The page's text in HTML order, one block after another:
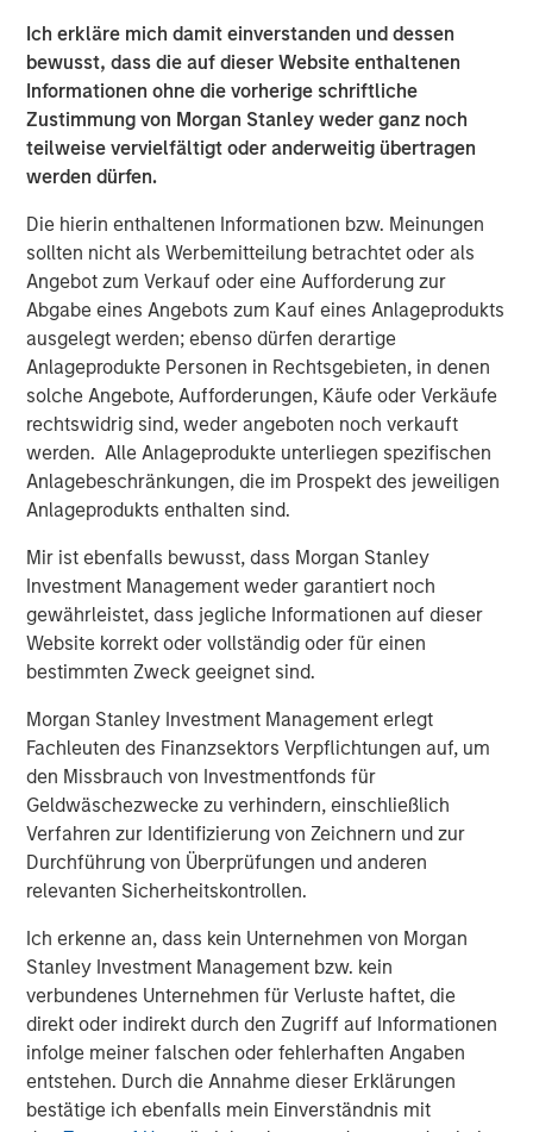
Ich erkläre mich damit einverstanden und dessen
bewusst, dass die auf dieser Website enthaltenen
Informationen ohne die vorherige schriftliche
Zustimmung von Morgan Stanley weder ganz noch
teilweise vervielfältigt oder anderweitig übertragen
werden dürfen.
Die hierin enthaltenen Informationen bzw. Meinungen
sollten nicht als Werbemitteilung betrachtet oder als
Angebot zum Verkauf oder eine Aufforderung zur
Abgabe eines Angebots zum Kauf eines Anlageprodukts
ausgelegt werden; ebenso dürfen derartige
Anlageprodukte Personen in Rechtsgebieten, in denen
solche Angebote, Aufforderungen, Käufe oder Verkäufe
rechtswidrig sind, weder angeboten noch verkauft
werden. Alle Anlageprodukte unterliegen spezifischen
Anlagebeschränkungen, die im Prospekt des jeweiligen
Anlageprodukts enthalten sind.
Mir ist ebenfalls bewusst, dass Morgan Stanley
Investment Management weder garantiert noch
gewährleistet, dass jegliche Informationen auf dieser
Website korrekt oder vollständig oder für einen
bestimmten Zweck geeignet sind.
Morgan Stanley Investment Management erlegt
Fachleuten des Finanzsektors Verpflichtungen auf, um
den Missbrauch von Investmentfonds für
Geldwäschezwecke zu verhindern, einschließlich
Verfahren zur Identifizierung von Zeichnern und zur
Durchführung von Überprüfungen und anderen
relevanten Sicherheitskontrollen.
Ich erkenne an, dass kein Unternehmen von Morgan
Stanley Investment Management bzw. kein
verbundenes Unternehmen für Verluste haftet, die
direkt oder indirekt durch den Zugriff auf Informationen
infolge meiner falschen oder fehlerhaften Angaben
entstehen. Durch die Annahme dieser Erklärungen
bestätige ich ebenfalls mein Einverständnis mit
growing markets of supply chain visibility software and
cargo risk management, providing critical solutions to
customers navigating increasing supply chain complexity
and disruptions,” said Jake Van Koevering, Partner in
MSIM’s 1GT. “Overhaul’s proprietary software solution
enables customers to increase the security and
efficiency of their supply chain operations, while
reducing their emissions by unlocking lower carbon
transportation modes for high-value products.”
“We are very much looking forward to bringing the full
scope of Morgan Stanley’s global platform to support
Overhaul’s compelling sustainability proposition as Barry
and the team move forward into the next phase of the
company’s growth,” added Vikram Raju, MSIM’s Head of
Climate Private Equity Investing.
Overhaul safeguards over $1.4 trillion in cargo trade
rate. The Company aims to remain at the forefront of
enabling businesses to build world-class, secure, and
resilient operations, especially during unprecedented
global supply chain changes.
Founded in 2016 with offices around the world, Overhaul
is the global leader in active supply chain risk
management and intelligence. Overhaul protects
shippers and 3PLs from in-transit cargo delays, damage,
theft, and spoilage through advanced software and
monitoring solutions. With 7 global monitoring control
continuous cargo protection and immediate, proactive
responses to threats. Overhaul maintains a strong, direct
partnership with law enforcement agencies, ensuring
rapid recovery and intervention in the event of theft.
Trusted by leading enterprises, Overhaul serves
industries including pharmaceuticals, healthcare,
technology, logistics, retail, and food and beverage, with